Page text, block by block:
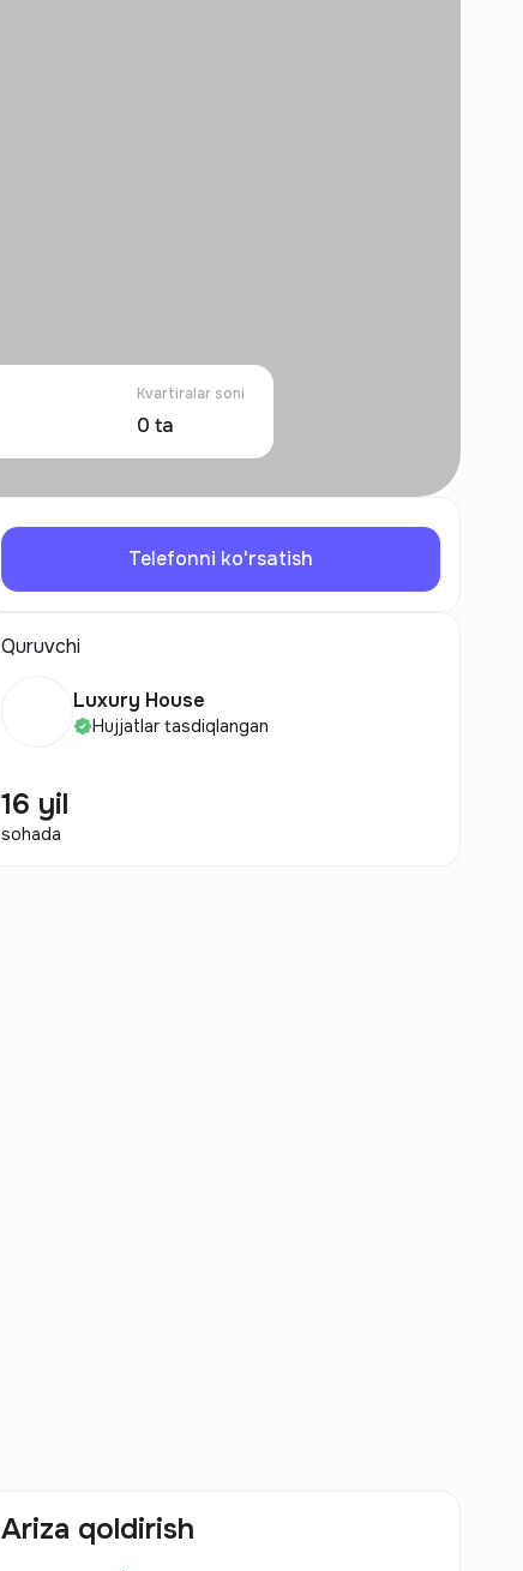
Kvartiralar soni
0 ta
Telefonni ko'rsatish
Quruvchi
Luxury House
Hujjatlar tasdiqlangan
16 yil
sohada
Ariza qoldirish